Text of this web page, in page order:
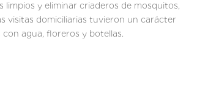
y eliminar criaderos de mosquitos,
visitas domiciliarias tuvieron un carácter
agua, floreros y botellas.